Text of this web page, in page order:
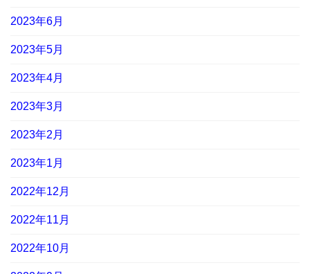
2023年6月
2023年5月
2023年4月
2023年3月
2023年2月
2023年1月
2022年12月
2022年11月
2022年10月